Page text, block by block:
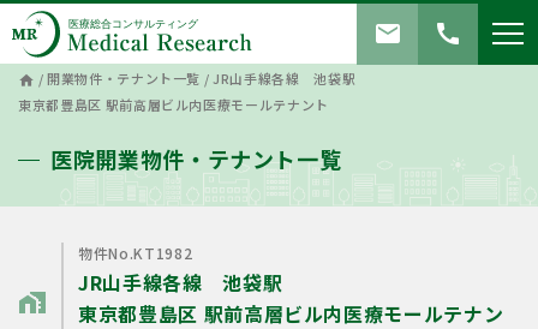
call
mail
home /開業物件・テナント一覧 /JR山手線各線 池袋駅
東京都豊島区 駅前高層ビル内医療モールテナント
医院開業物件・テナント一覧
home_work
物件No.KT1982
JR山手線各線 池袋駅
東京都豊島区 駅前高層ビル内医療モールテナン